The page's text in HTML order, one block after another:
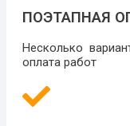
ПОЭТАПНАЯ
Несколько
оплата работ